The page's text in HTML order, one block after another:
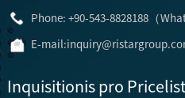
Phone: +90-543-8828188（
E-mail:
Inquisitionis pro Pricelist